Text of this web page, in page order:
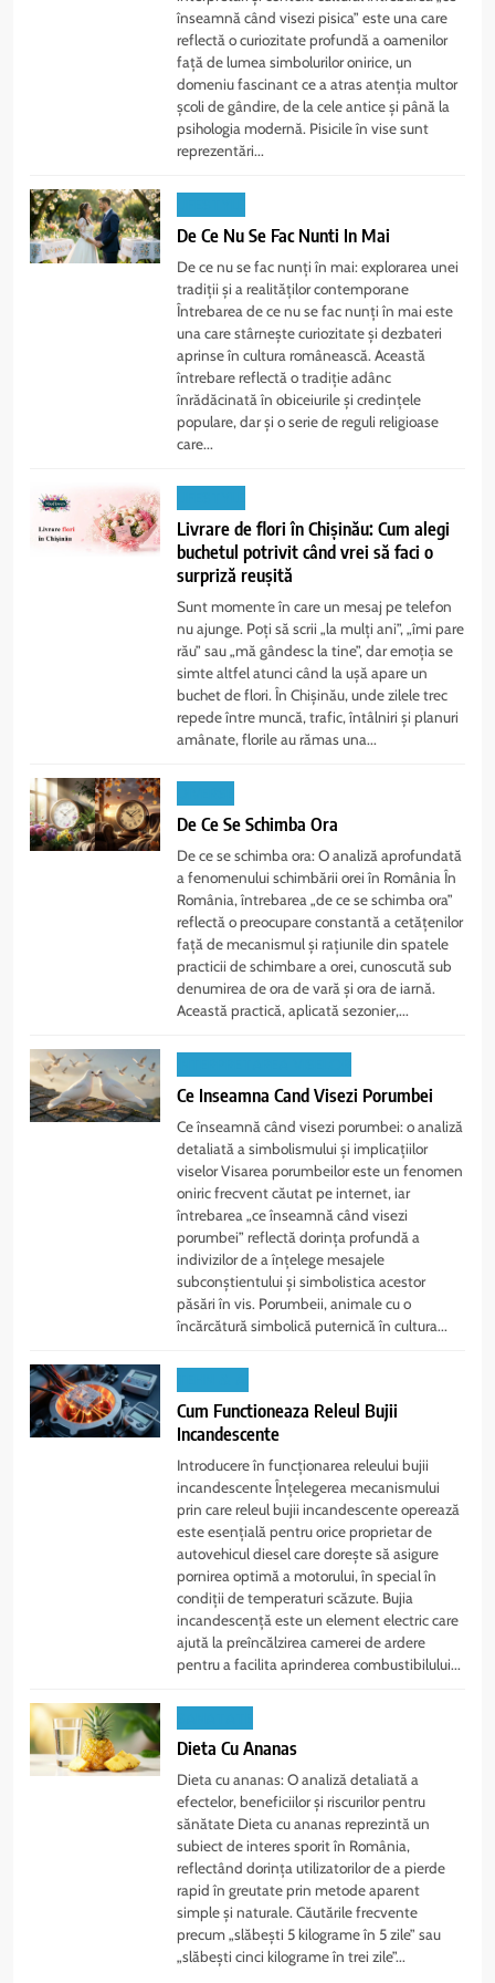
înseamnă când visezi pisica” este una care
reflectă o curiozitate profundă a oamenilor
față de lumea simbolurilor onirice, un
domeniu fascinant ce a atras atenția multor
școli de gândire, de la cele antice și până la
psihologia modernă. Pisicile în vise sunt
reprezentări...
De Ce Nu Se Fac Nunti In Mai
De ce nu se fac nunți în mai: explorarea unei
tradiții și a realităților contemporane
Întrebarea de ce nu se fac nunți în mai este
una care stârnește curiozitate și dezbateri
aprinse în cultura românească. Această
întrebare reflectă o tradiție adânc
înrădăcinată în obiceiurile și credințele
populare, dar și o serie de reguli religioase
care...
Livrare de flori în Chișinău: Cum alegi
buchetul potrivit când vrei să faci o
surpriză reușită
Sunt momente în care un mesaj pe telefon
nu ajunge. Poți să scrii „la mulți ani”, „îmi pare
rău” sau „mă gândesc la tine”, dar emoția se
simte altfel atunci când la ușă apare un
buchet de flori. În Chișinău, unde zilele trec
repede între muncă, trafic, întâlniri și planuri
amânate, florile au rămas una...
De Ce Se Schimba Ora
De ce se schimba ora: O analiză aprofundată
a fenomenului schimbării orei în România În
România, întrebarea „de ce se schimba ora”
reflectă o preocupare constantă a cetățenilor
față de mecanismul și rațiunile din spatele
practicii de schimbare a orei, cunoscută sub
denumirea de ora de vară și ora de iarnă.
Această practică, aplicată sezonier,...
Ce Inseamna Cand Visezi Porumbei
Ce înseamnă când visezi porumbei: o analiză
detaliată a simbolismului și implicațiilor
viselor Visarea porumbeilor este un fenomen
oniric frecvent căutat pe internet, iar
întrebarea „ce înseamnă când visezi
porumbei” reflectă dorința profundă a
indivizilor de a înțelege mesajele
subconștientului și simbolistica acestor
păsări în vis. Porumbeii, animale cu o
încărcătură simbolică puternică în cultura...
Cum Functioneaza Releul Bujii
Incandescente
Introducere în funcționarea releului bujii
incandescente Înțelegerea mecanismului
prin care releul bujii incandescente operează
este esențială pentru orice proprietar de
autovehicul diesel care dorește să asigure
pornirea optimă a motorului, în special în
condiții de temperaturi scăzute. Bujia
incandescență este un element electric care
ajută la preîncălzirea camerei de ardere
pentru a facilita aprinderea combustibilului...
Dieta Cu Ananas
Dieta cu ananas: O analiză detaliată a
efectelor, beneficiilor și riscurilor pentru
sănătate Dieta cu ananas reprezintă un
subiect de interes sporit în România,
reflectând dorința utilizatorilor de a pierde
rapid în greutate prin metode aparent
simple și naturale. Căutările frecvente
precum „slăbești 5 kilograme în 5 zile” sau
„slăbești cinci kilograme în trei zile”...